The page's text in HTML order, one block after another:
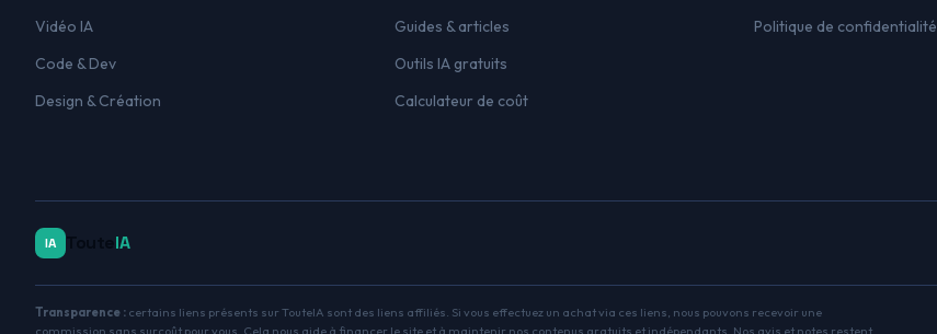
Vidéo IA
Code & Dev
Design & Création
Guides & articles
Outils IA gratuits
Calculateur de coût
Politique de confidentialité
IA IA
Transparence : certains liens présents sur TouteIA sont des liens affiliés. Si vous effectuez un achat via ces liens, nous pouvons recevoir une
commission sans surcoût pour vous. Cela nous aide à financer le site et à maintenir nos contenus gratuits et indépendants. Nos avis et notes restent